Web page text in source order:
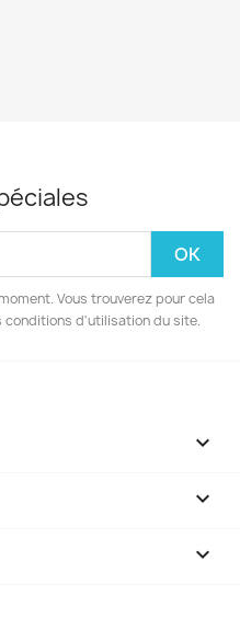
Vous trouverez pour cela
d'utilisation du site.


keyboard_arrow_down